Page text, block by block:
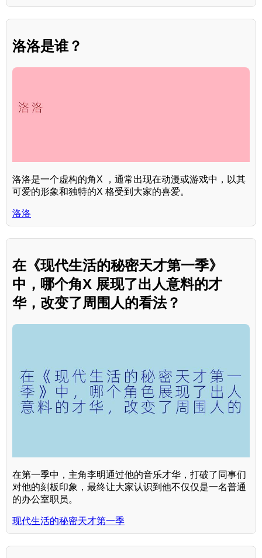
洛洛是谁？
洛洛是一个虚构的角X ，通常出现在动漫或游戏中，以其
可爱的形象和独特的X 格受到大家的喜爱。
洛洛
在《现代生活的秘密天才第一季》
中，哪个角X 展现了出人意料的才
华，改变了周围人的看法？
在第一季中，主角李明通过他的音乐才华，打破了同事们
对他的刻板印象，最终让大家认识到他不仅仅是一名普通
的办公室职员。
现代生活的秘密天才第一季